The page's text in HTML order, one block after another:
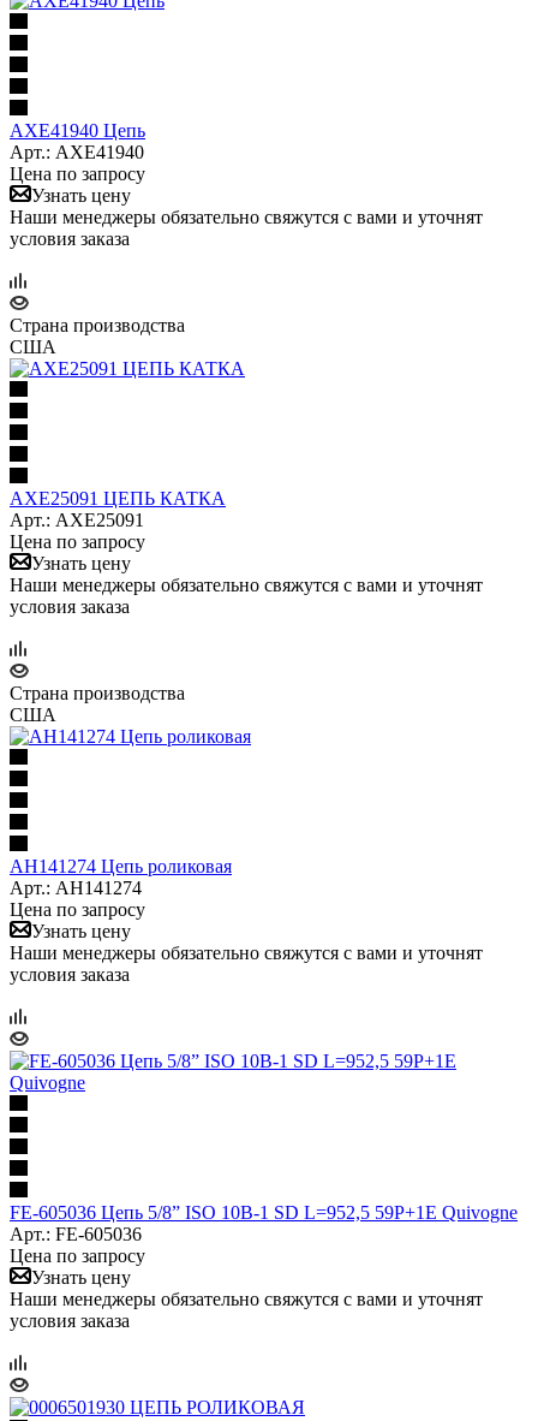
AXE41940 Цепь
Арт.: AXE41940
Цена по запросу
Узнать цену
Наши менеджеры обязательно свяжутся с вами и уточнят
условия заказа
Страна производства
США
AXE25091 ЦЕПЬ КАТКА
Арт.: AXE25091
Цена по запросу
Узнать цену
Наши менеджеры обязательно свяжутся с вами и уточнят
условия заказа
Страна производства
США
AH141274 Цепь роликовая
Арт.: AH141274
Цена по запросу
Узнать цену
Наши менеджеры обязательно свяжутся с вами и уточнят
условия заказа
FE-605036 Цепь 5/8” ISO 10B-1 SD L=952,5 59P+1E Quivogne
Арт.: FE-605036
Цена по запросу
Узнать цену
Наши менеджеры обязательно свяжутся с вами и уточнят
условия заказа